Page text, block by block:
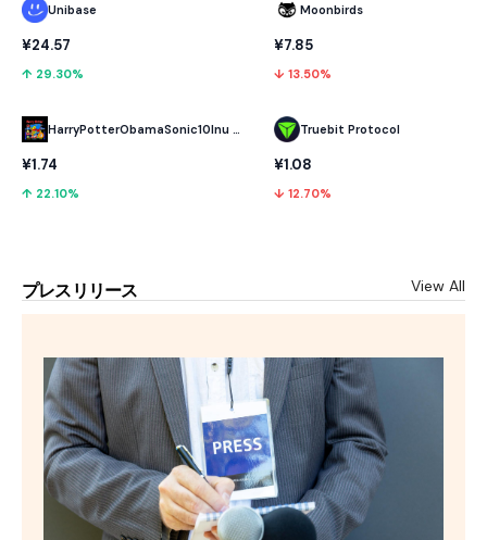
Unibase
¥24.57
↑ 29.30%
HarryPotterObamaSonic10Inu (ETH)
¥1.74
↑ 22.10%
Moonbirds
¥7.85
↓ 13.50%
Truebit Protocol
¥1.08
↓ 12.70%
プレスリリース View All